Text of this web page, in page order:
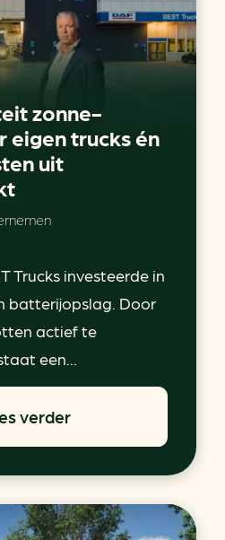
zonne-
eigen trucks én
uit
Trucks investeerde in
batterijopslag. Door
actief te
een...
verder